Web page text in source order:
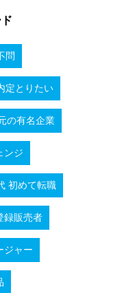
問
定とりたい
の有名企業
ンジ
初めて転職
録販売者
ジャー